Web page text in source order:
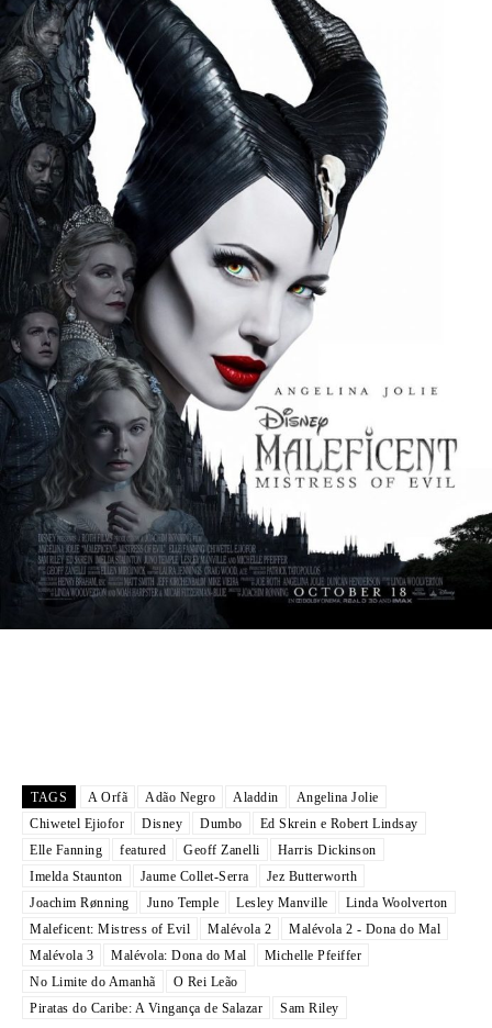
TAGS A Orfã Adão Negro Aladdin
Angelina Jolie
Chiwetel Ejiofor
Disney Dumbo
Ed Skrein e Robert Lindsay
Elle Fanning
featured Geoff Zanelli
Harris Dickinson
Imelda Staunton
Jaume Collet-Serra
Jez Butterworth
Joachim Rønning
Juno Temple Lesley Manville
Linda Woolverton
Maleficent: Mistress of Evil
Malévola 2
Malévola 2 - Dona do Mal
Malévola 3
Malévola: Dona do Mal
Michelle Pfeiffer
No Limite do Amanhã
O Rei Leão
Piratas do Caribe: A Vingança de Salazar
Sam Riley